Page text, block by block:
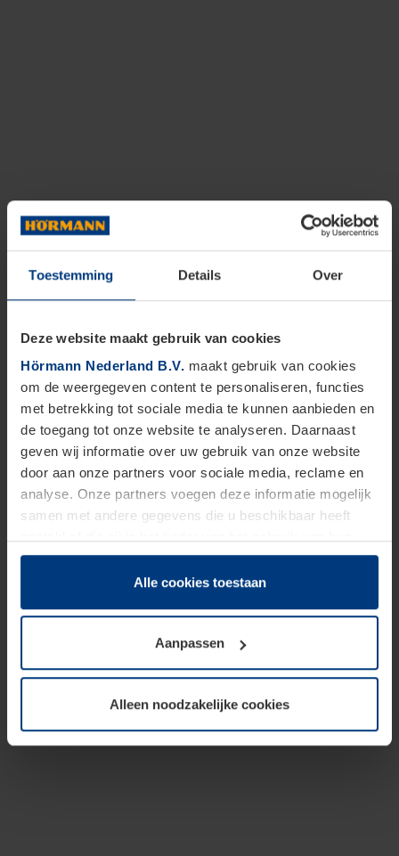
Toestemming Details Over
Deze website maakt gebruik van cookies
Hörmann Nederland B.V. maakt gebruik van cookies
om de weergegeven content te personaliseren, functies
met betrekking tot sociale media te kunnen aanbieden en
de toegang tot onze website te analyseren. Daarnaast
geven wij informatie over uw gebruik van onze website
door aan onze partners voor sociale media, reclame en
analyse. Onze partners voegen deze informatie mogelijk
samen met andere gegevens die u beschikbaar heeft
dienstverlening hebben verzameld.
Juridisch zijn wij gerechtigd om cookies op uw computer
onze pagina's absoluut noodzakelijk is. Voor alle andere
soorten cookies is uw toestemming vereist. Uw
toestemming kunt u op elk moment bij de uitleg van de
wijzigen of herroepen.
Alle cookies toestaan
Aanpassen
Alleen noodzakelijke cookies